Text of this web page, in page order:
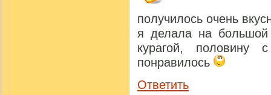
получилось очень
я делала на большой
курагой, половину
понравилось
Ответить